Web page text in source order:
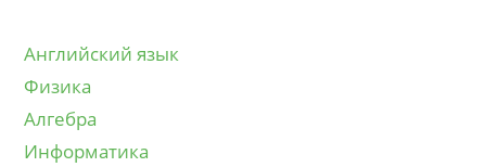
Английский язык
Физика
Алгебра
Информатика